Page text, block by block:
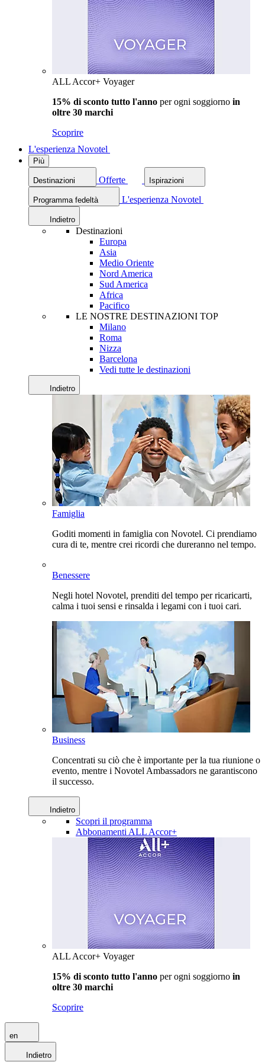
ALL Accor+ Voyager
15% di sconto tutto l'anno per ogni soggiorno in
oltre 30 marchi
Scoprire
L'esperienza Novotel
Più
Destinazioni Offerte Ispirazioni
Programma fedeltà L'esperienza Novotel
Indietro
Destinazioni
Europa
Asia
Medio Oriente
Nord America
Sud America
Africa
Pacifico
LE NOSTRE DESTINAZIONI TOP
Milano
Roma
Nizza
Barcelona
Vedi tutte le destinazioni
Indietro
Famiglia
Goditi momenti in famiglia con Novotel. Ci prendiamo
cura di te, mentre crei ricordi che dureranno nel tempo.
Benessere
Negli hotel Novotel, prenditi del tempo per ricaricarti,
calma i tuoi sensi e rinsalda i legami con i tuoi cari.
Business
Concentrati su ciò che è importante per la tua riunione o
evento, mentre i Novotel Ambassadors ne garantiscono
il successo.
Indietro
Scopri il programma
Abbonamenti ALL Accor+
ALL Accor+ Voyager
15% di sconto tutto l'anno per ogni soggiorno in
oltre 30 marchi
Scoprire
en
Indietro